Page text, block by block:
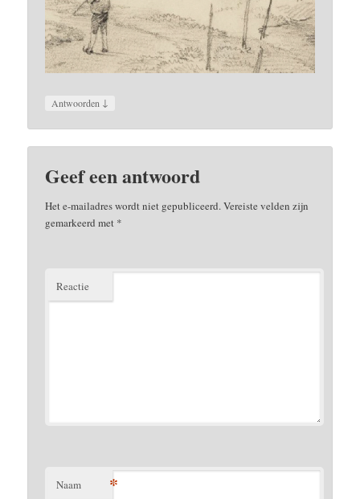
Antwoorden ↓
Geef een antwoord
Het e-mailadres wordt niet gepubliceerd.Vereiste velden zijn
gemarkeerd met *
Reactie
Naam *